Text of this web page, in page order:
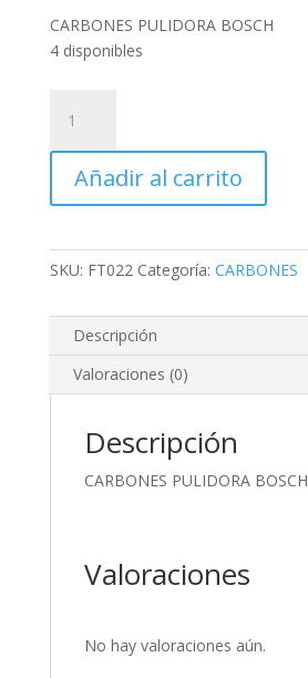
CARBONES PULIDORA BOSCH
4 disponibles
PULIDORA
BOSCH
cantidad
Añadir al carrito
SKU: FT022 Categoría: CARBONES
Descripción
Valoraciones (0)
Descripción
CARBONES PULIDORA BOSCH
Valoraciones
No hay valoraciones aún.